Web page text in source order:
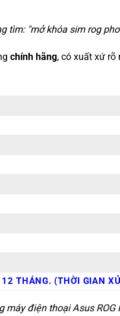
tìm: "mở khóa sim rog
chính hãng, có xuất xứ rõ
12 THÁNG. (THỜI GIAN
điện thoại Asus